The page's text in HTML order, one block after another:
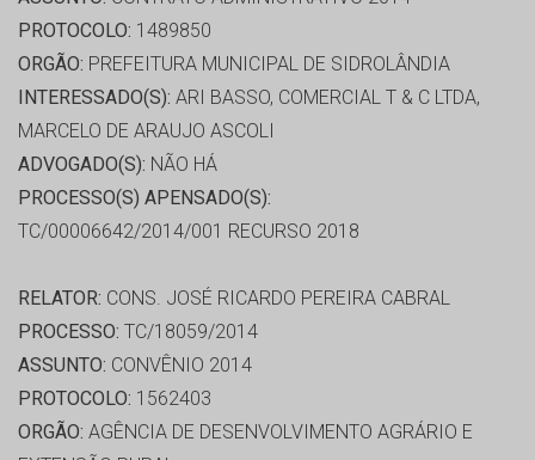
PROTOCOLO: 1489850
ORGÃO: PREFEITURA MUNICIPAL DE SIDROLÂNDIA
INTERESSADO(S): ARI BASSO, COMERCIAL T & C LTDA,
MARCELO DE ARAUJO ASCOLI
ADVOGADO(S): NÃO HÁ
PROCESSO(S) APENSADO(S):
TC/00006642/2014/001 RECURSO 2018
RELATOR: CONS. JOSÉ RICARDO PEREIRA CABRAL
PROCESSO: TC/18059/2014
ASSUNTO: CONVÊNIO 2014
PROTOCOLO: 1562403
ORGÃO: AGÊNCIA DE DESENVOLVIMENTO AGRÁRIO E